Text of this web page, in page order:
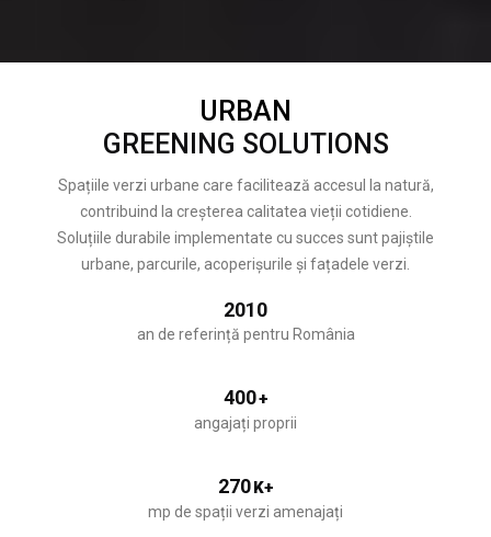
URBAN
GREENING SOLUTIONS
Spațiile verzi urbane care facilitează accesul la natură,
contribuind la creșterea calitatea vieții cotidiene.
Soluțiile durabile implementate cu succes sunt pajiștile
urbane, parcurile, acoperișurile și fațadele verzi.
2010
an de referință pentru România
400+
angajați proprii
270K+
mp de spații verzi amenajați